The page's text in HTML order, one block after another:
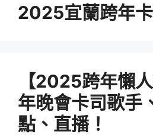
2025宜蘭跨年
【2025跨年懶
年晚會卡司歌手
點、直播！